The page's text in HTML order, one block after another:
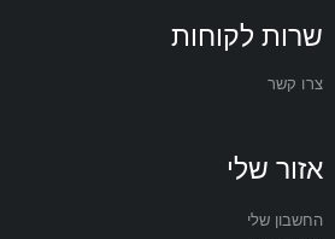
שרות לקוחות
צרו קשר
אזור שלי
החשבון שלי